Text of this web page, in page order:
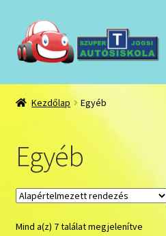
Ugrás
a
navigációhoz
Kilépés
a
tartalomba
Kezdőlap
Adatkezelési tájékoztató
Általános szerződési feltételek:
General terms and conditions:
Kezdőlap Egyéb
Egyéb
Mind a(z) 7 találat megjelenítve